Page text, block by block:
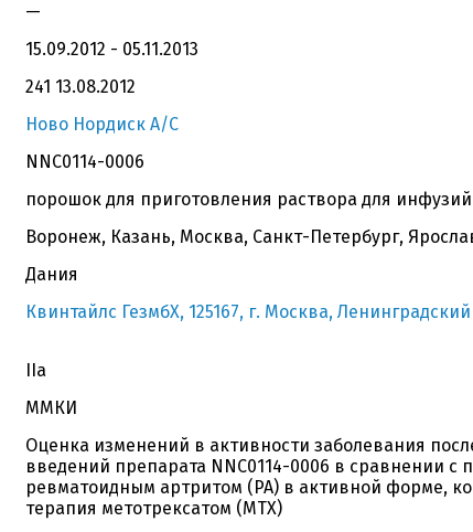
—
15.09.2012 - 05.11.2013
241 13.08.2012
Ново Нордиск A/C
NNC0114-0006
порошок для приготовления раствора для инфузий
Воронеж, Казань, Москва, Санкт-Петербург,
Дания
Квинтайлс ГезмбХ, 125167, г. Москва,
IIa
ММКИ
Оценка изменений в активности заболевания
введений препарата NNC0114-0006 в сравнении с
ревматоидным артритом (РА) в активной форме,
терапия метотрексатом (MTX)